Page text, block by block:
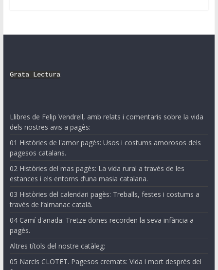
Grata Lectura
Llibres de Felip Vendrell, amb relats i comentaris sobre la vida
dels nostres avis a pagès:
01 Històries de l'amor pagès: Usos i costums amorosos dels
pagesos catalans.
02 Històries del mas pagès: La vida rural a través de les
estances i els entorns d’una masia catalana.
03 Històries del calendari pagès: Treballs, festes i costums a
través de l’almanac català.
04 Camí d'anada: Tretze dones recorden la seva infància a
pagès.
Altres títols del nostre catàleg:
05 Narcís CLOTET. Pagesos cremats: Vida i mort després del